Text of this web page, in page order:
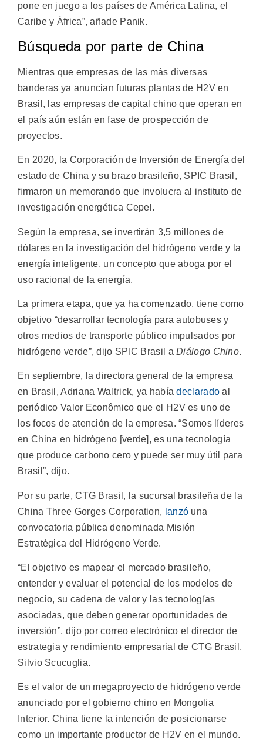
pone en juego a los países de América Latina, el
Caribe y África”, añade Panik.
Búsqueda por parte de China
Mientras que empresas de las más diversas
banderas ya anuncian futuras plantas de H2V en
Brasil, las empresas de capital chino que operan en
el país aún están en fase de prospección de
proyectos.
En 2020, la Corporación de Inversión de Energía del
estado de China y su brazo brasileño, SPIC Brasil,
firmaron un memorando que involucra al instituto de
investigación energética Cepel.
Según la empresa, se invertirán 3,5 millones de
dólares en la investigación del hidrógeno verde y la
energía inteligente, un concepto que aboga por el
uso racional de la energía.
La primera etapa, que ya ha comenzado, tiene como
objetivo “desarrollar tecnología para autobuses y
otros medios de transporte público impulsados por
hidrógeno verde”, dijo SPIC Brasil aDiálogo Chino.
En septiembre, la directora general de la empresa
en Brasil, Adriana Waltrick, ya habíadeclarado al
periódico Valor Econômico que el H2V es uno de
los focos de atención de la empresa. “Somos líderes
en China en hidrógeno [verde], es una tecnología
que produce carbono cero y puede ser muy útil para
Brasil”, dijo.
Por su parte, CTG Brasil, la sucursal brasileña de la
China Three Gorges Corporation, lanzó una
convocatoria pública denominada Misión
Estratégica del Hidrógeno Verde.
“El objetivo es mapear el mercado brasileño,
entender y evaluar el potencial de los modelos de
negocio, su cadena de valor y las tecnologías
asociadas, que deben generar oportunidades de
inversión”, dijo por correo electrónico el director de
estrategia y rendimiento empresarial de CTG Brasil,
Silvio Scucuglia.
Es el valor de un megaproyecto de hidrógeno verde
anunciado por el gobierno chino en Mongolia
Interior. China tiene la intención de posicionarse
como un importante productor de H2V en el mundo.